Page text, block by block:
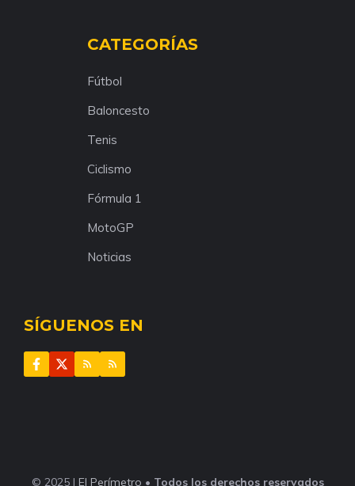
CATEGORÍAS
Fútbol
Baloncesto
Tenis
Ciclismo
Fórmula 1
MotoGP
Noticias
SÍGUENOS EN
© 2025 | El Perímetro • Todos los derechos reservados